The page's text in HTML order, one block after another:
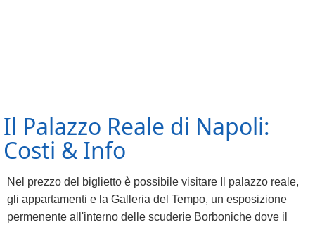
Il Palazzo Reale di Napoli:
Costi & Info
Nel prezzo del biglietto è possibile visitare Il palazzo reale,
gli appartamenti e la Galleria del Tempo, un esposizione
permenente all'interno delle scuderie Borboniche dove il